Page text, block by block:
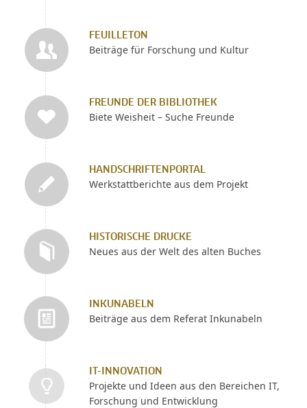
FEUILLETON
Beiträge für Forschung und Kultur
FREUNDE DER BIBLIOTHEK
Biete Weisheit – Suche Freunde
HANDSCHRIFTENPORTAL
Werkstattberichte aus dem Projekt
HISTORISCHE DRUCKE
Neues aus der Welt des alten Buches
INKUNABELN
Beiträge aus dem Referat Inkunabeln
IT-INNOVATION
Projekte und Ideen aus den Bereichen IT,
Forschung und Entwicklung